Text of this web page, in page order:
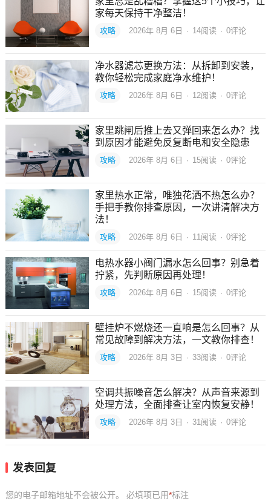
家每天保持干净整洁！
攻略 2026年 8月 6日 · 14阅读 · 0评论
净水器滤芯更换方法：从拆卸到安装，
教你轻松完成家庭净水维护！
攻略 2026年 8月 6日 · 12阅读 · 0评论
家里跳闸后推上去又弹回来怎么办？找
到原因才能避免反复断电和安全隐患
攻略 2026年 8月 6日 · 15阅读 · 0评论
家里热水正常，唯独花洒不热怎么办？
手把手教你排查原因，一次讲清解决方
法！
攻略 2026年 8月 6日 · 11阅读 · 0评论
电热水器小阀门漏水怎么回事？别急着
拧紧，先判断原因再处理！
攻略 2026年 8月 6日 · 15阅读 · 0评论
壁挂炉不燃烧还一直响是怎么回事？从
常见故障到解决方法，一文教你排查！
攻略 2026年 8月 3日 · 33阅读 · 0评论
空调共振噪音怎么解决？从声音来源到
处理方法，全面排查让室内恢复安静！
攻略 2026年 8月 3日 · 31阅读 · 0评论
发表回复
您的电子邮箱地址不会被公开。 必填项已用*标注